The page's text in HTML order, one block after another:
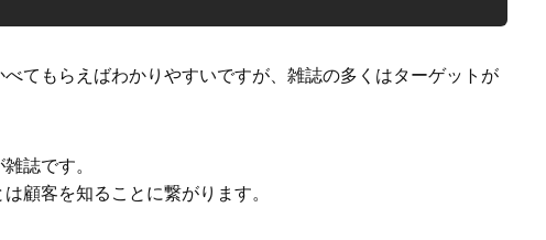
てもらえばわかりやすいですが、雑誌の多くはターゲットが
誌です。
顧客を知ることに繋がります。